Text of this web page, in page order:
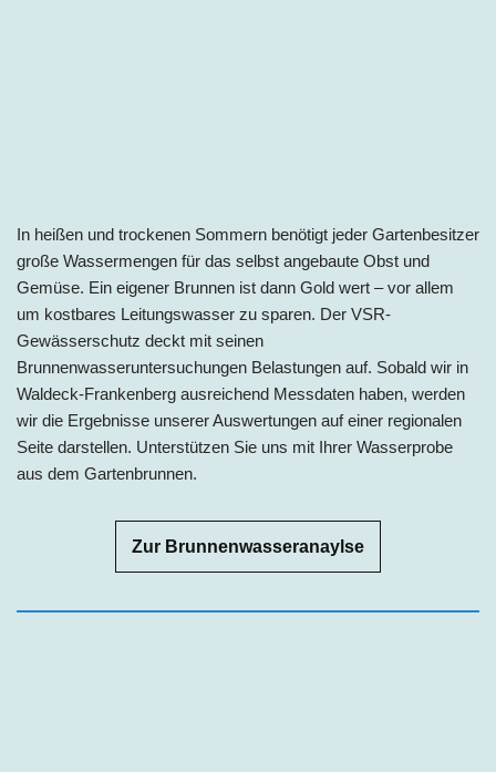
In heißen und trockenen Sommern benötigt jeder Gartenbesitzer
große Wassermengen für das selbst angebaute Obst und
Gemüse. Ein eigener Brunnen ist dann Gold wert – vor allem
um kostbares Leitungswasser zu sparen. Der VSR-
Gewässerschutz deckt mit seinen
Brunnenwasseruntersuchungen Belastungen auf. Sobald wir in
Waldeck-Frankenberg ausreichend Messdaten haben, werden
wir die Ergebnisse unserer Auswertungen auf einer regionalen
Seite darstellen. Unterstützen Sie uns mit Ihrer Wasserprobe
aus dem Gartenbrunnen.
Zur Brunnenwasseranaylse